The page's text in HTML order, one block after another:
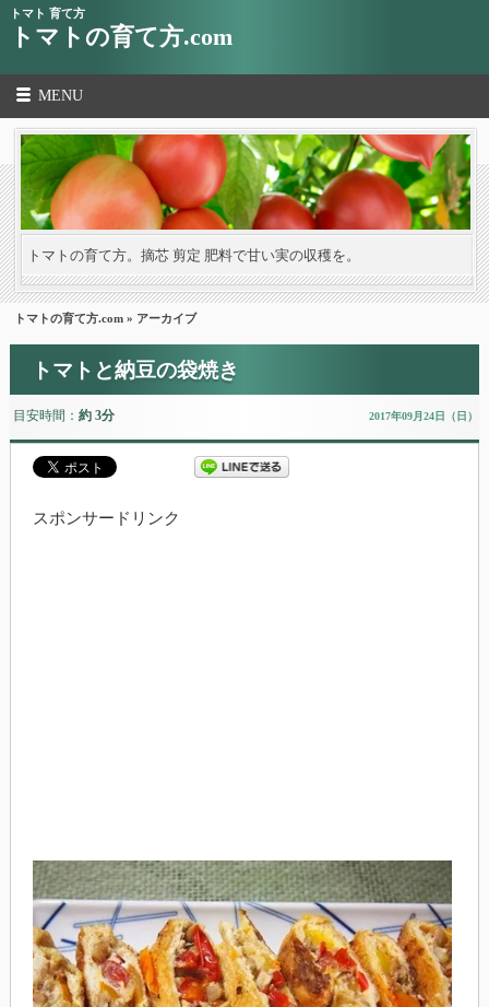
トマト 育て方
トマトの育て方.com
MENU
トマトの育て方。摘芯 剪定 肥料で甘い実の収穫を。
トマトの育て方.com » アーカイブ
トマトと納豆の袋焼き
目安時間： 約 3分 2017年09月24日（日）
スポンサードリンク